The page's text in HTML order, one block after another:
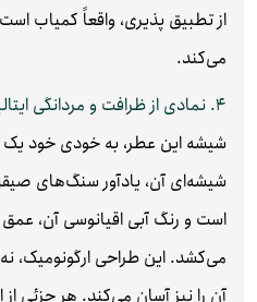
از تطبیق‌ پذیری، واقعاً کمیاب
می‌کند.
۴. نمادی از ظرافت و مردانگی ایتالیایی
شیشه این عطر، به خودی خود
شیشه‌ای آن، یادآور سنگ‌های
است و رنگ آبی اقیانوسی آن، عمق
می‌کشد. این طراحی ارگونومیک، نه
آن را نیز آسان می‌کند. هر جزئی از